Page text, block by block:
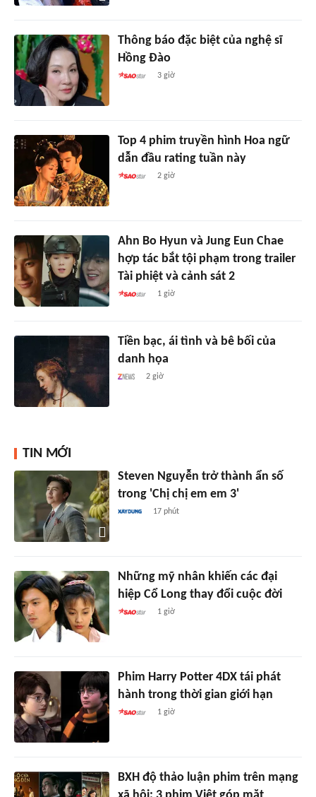
Thông báo đặc biệt của nghệ sĩ
Hồng Đào
3 giờ
Top 4 phim truyền hình Hoa ngữ
dẫn đầu rating tuần này
2 giờ
Ahn Bo Hyun và Jung Eun Chae
hợp tác bắt tội phạm trong trailer
Tài phiệt và cảnh sát 2
1 giờ
Tiền bạc, ái tình và bê bối của
danh họa
2 giờ
TIN MỚI
Steven Nguyễn trở thành ẩn số
trong 'Chị chị em em 3'
17 phút
Những mỹ nhân khiến các đại
hiệp Cổ Long thay đổi cuộc đời
1 giờ
Phim Harry Potter 4DX tái phát
hành trong thời gian giới hạn
1 giờ
BXH độ thảo luận phim trên mạng